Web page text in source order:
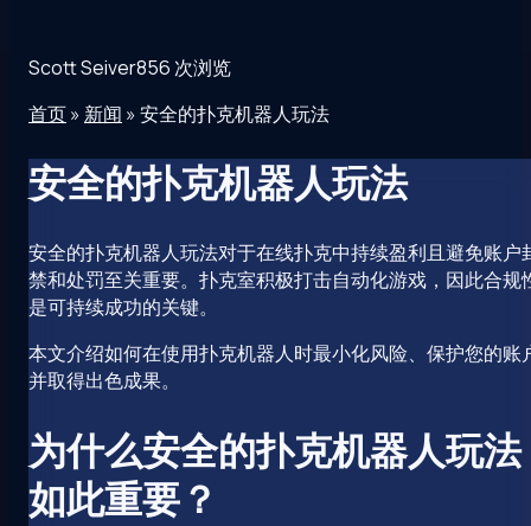
Scott Seiver856 次浏览
首页» 新闻 »安全的扑克机器人玩法
安全的扑克机器人玩法
安全的扑克机器人玩法对于在线扑克中持续盈利且避免账户
禁和处罚至关重要。扑克室积极打击自动化游戏，因此合规
是可持续成功的关键。
本文介绍如何在使用扑克机器人时最小化风险、保护您的账
并取得出色成果。
为什么安全的扑克机器人玩法
如此重要？